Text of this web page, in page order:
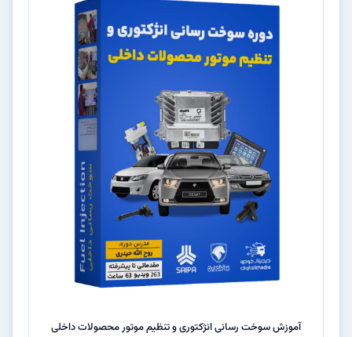
آموزش سوخت رسانی انژکتوری و تنظیم موتور محصولات داخلی